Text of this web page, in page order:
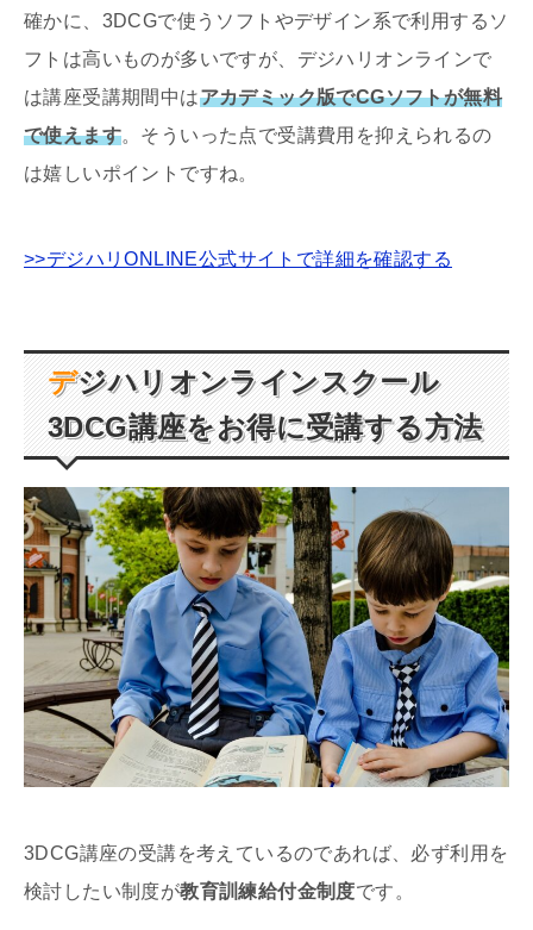
確かに、3DCGで使うソフトやデザイン系で利用するソ
フトは高いものが多いですが、デジハリオンラインで
は講座受講期間中はアカデミック版でCGソフトが無料
で使えます。そういった点で受講費用を抑えられるの
は嬉しいポイントですね。
>>デジハリONLINE公式サイトで詳細を確認する
デジハリオンラインスクール
3DCG講座をお得に受講する方法
3DCG講座の受講を考えているのであれば、必ず利用を
検討したい制度が教育訓練給付金制度です。